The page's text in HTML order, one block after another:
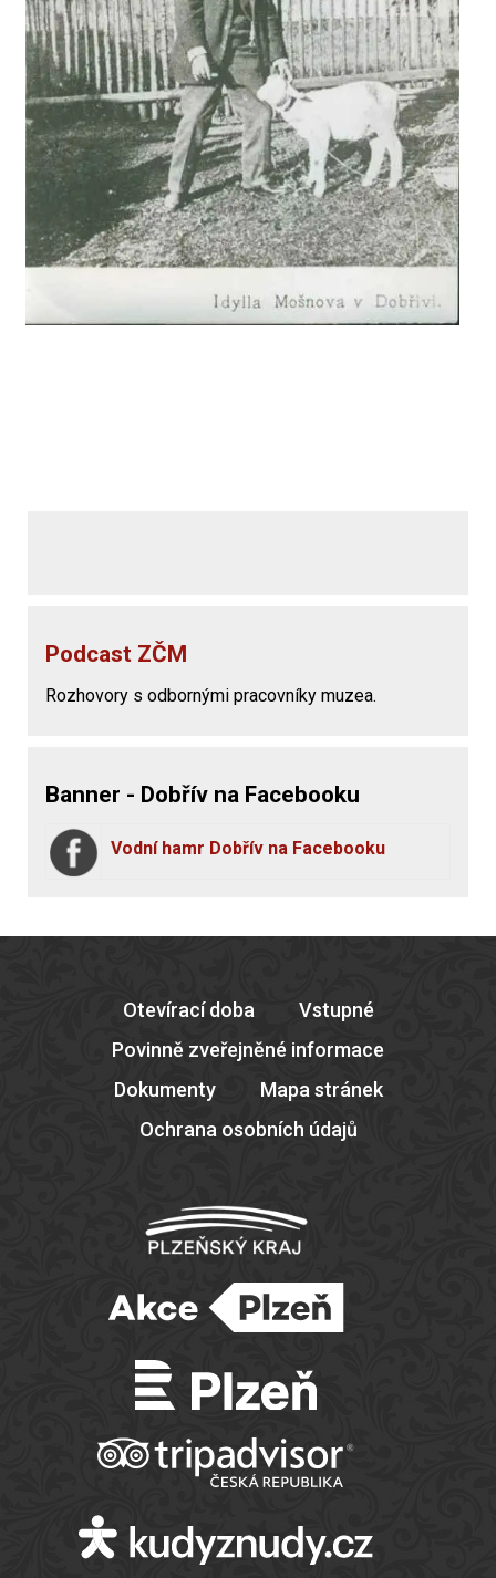
Podcast ZČM
Rozhovory s odbornými pracovníky muzea.
Banner - Dobřív na Facebooku
Vodní hamr Dobřív na Facebooku
Otevírací doba
Vstupné
Povinně zveřejněné informace
Dokumenty
Mapa stránek
Ochrana osobních údajů